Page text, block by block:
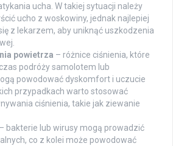
ucha. W takiej sytuacji należy
ucho z woskowiny, jednak najlepiej
z lekarzem, aby uniknąć uszkodzenia
powietrza – różnice ciśnienia, które
podróży samolotem lub
powodować dyskomfort i uczucie
przypadkach warto stosować
ciśnienia, takie jak ziewanie
– bakterie lub wirusy mogą prowadzić
co z kolei może powodować